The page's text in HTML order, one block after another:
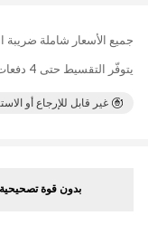
جميع الأسعار شاملة ضريبة
يتوفّر التقسيط حتى 4 دفعات بدون فوائد
غير قابل للإرجاع أو
بدون قوة تصحيحية